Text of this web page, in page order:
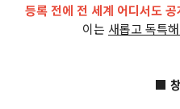
등록 전에 전 세계 어디서도
이는 새롭고 독특
■